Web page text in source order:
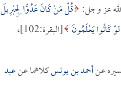
عز وجل: قُلْ مَنْ كَانَ عَدُوًّا لِجِبْرِيلَ
لوْ كَانُوا يَعْلَمُونَ
[البقرة:102]،
عنأحمد بن يونسكلاهما عنعبد